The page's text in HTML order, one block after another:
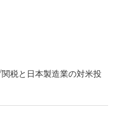
税と日本製造業の対米投